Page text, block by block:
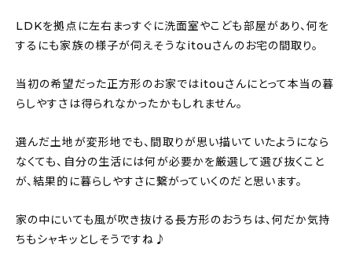
LDKを拠点に左右まっすぐに洗面室やこども部屋があり、何を
するにも家族の様子が伺えそうなitouさんのお宅の間取り。
当初の希望だった正方形のお家ではitouさんにとって本当の暮
らしやすさは得られなかったかもしれません。
選んだ土地が変形地でも、間取りが思い描いていたようになら
なくても、自分の生活には何が必要かを厳選して選び抜くこと
が、結果的に暮らしやすさに繋がっていくのだと思います。
家の中にいても風が吹き抜ける長方形のおうちは、何だか気持
ちもシャキッとしそうですね♪